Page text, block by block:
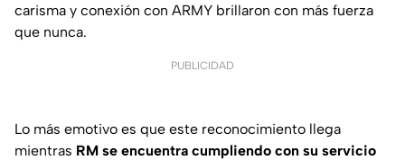
carisma y conexión con ARMY brillaron con más fuerza
que nunca.
PUBLICIDAD
Lo más emotivo es que este reconocimiento llega
mientras RM se encuentra cumpliendo con su servicio